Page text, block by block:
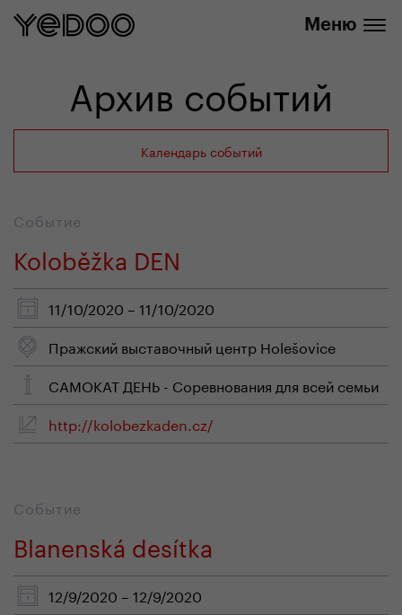
Меню
Архив событий
Календарь событий
Событие
Koloběžka DEN
11/10/2020 – 11/10/2020
Пражский выставочный центр Holešovice
САМОКАТ ДЕНЬ - Соревнования для всей семьи
http://kolobezkaden.cz/
Событие
Blanenská desítka
12/9/2020 – 12/9/2020